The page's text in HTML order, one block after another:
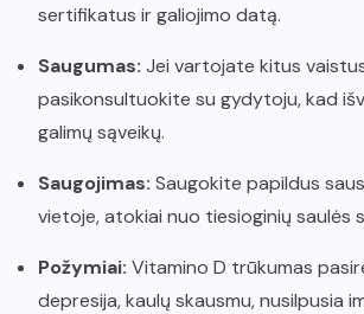
sertifikatus ir galiojimo datą.
Saugumas: Jei vartojate kitus
pasikonsultuokite su gydytoju, kad
galimų sąveikų.
Saugojimas: Saugokite papildus
vietoje, atokiai nuo tiesioginių saulės
Požymiai: Vitamino D trūkumas
depresija, kaulų skausmu, nusilpusia